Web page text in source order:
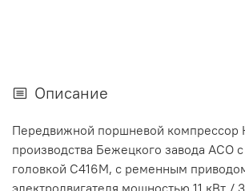
Описание
Передвижной поршневой компрессор
производства Бежецкого завода АСО
головкой С416М, с ременным